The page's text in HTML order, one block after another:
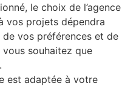
le choix de l’agence
vos projets dépendra
vos préférences et de
vous souhaitez que
est adaptée à votre